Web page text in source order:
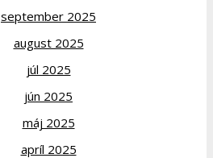
september 2025
august 2025
júl 2025
jún 2025
máj 2025
apríl 2025